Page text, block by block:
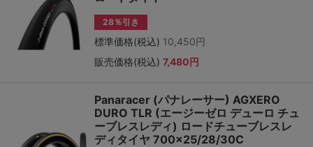
28％引き
標準価格(税込) 10,450円
販売価格(税込) 7,480円
Panaracer (パナレーサー) AGXERO
DURO TLR (エージーゼロ デューロ チュ
ーブレスレディ) ロードチューブレスレ
ディタイヤ 700×25/28/30C